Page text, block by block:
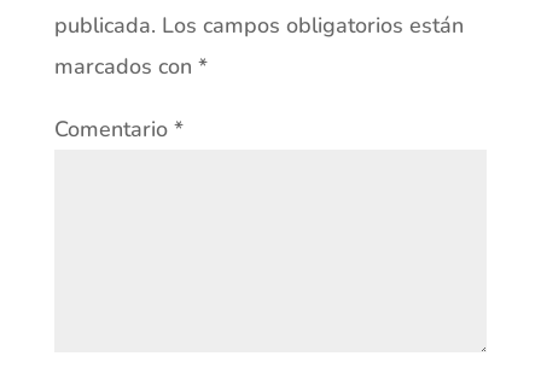
publicada. Los campos obligatorios están
marcados con *
Comentario *